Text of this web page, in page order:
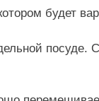
будет
посуде.